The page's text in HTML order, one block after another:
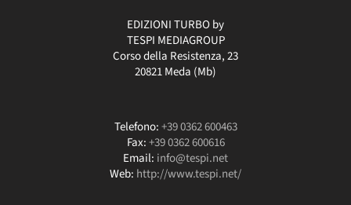
EDIZIONI TURBO by
TESPI MEDIAGROUP
Corso della Resistenza, 23
20821 Meda (Mb)
Telefono:+39 0362 600463
Fax:+39 0362 600616
Email: info@tespi.net
Web: http://www.tespi.net/